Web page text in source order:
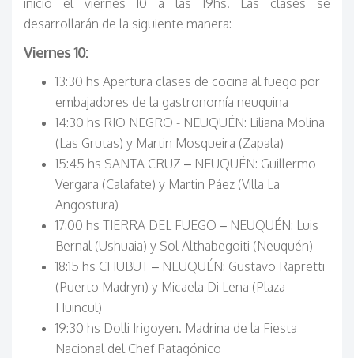
inicio el viernes 10 a las 19hs. Las clases se
desarrollarán de la siguiente manera:
Viernes 10:
13:30 hs Apertura clases de cocina al fuego por
embajadores de la gastronomía neuquina
14:30 hs RIO NEGRO - NEUQUÉN: Liliana Molina
(Las Grutas) y Martin Mosqueira (Zapala)
15:45 hs SANTA CRUZ – NEUQUÉN: Guillermo
Vergara (Calafate) y Martin Páez (Villa La
Angostura)
17:00 hs TIERRA DEL FUEGO – NEUQUÉN: Luis
Bernal (Ushuaia) y Sol Althabegoiti (Neuquén)
18:15 hs CHUBUT – NEUQUÉN: Gustavo Rapretti
(Puerto Madryn) y Micaela Di Lena (Plaza
Huincul)
19:30 hs Dolli Irigoyen. Madrina de la Fiesta
Nacional del Chef Patagónico